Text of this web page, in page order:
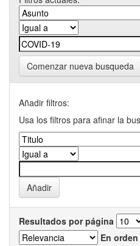
Comenzar nueva busqueda
Añadir filtros:
Usa los filtros para afinar la
Resultados por página
En orden